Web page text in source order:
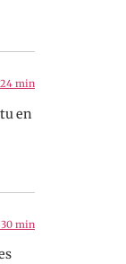
24 min
en
30 min